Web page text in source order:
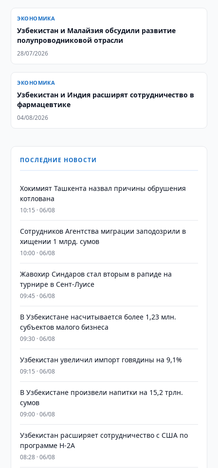
ЭКОНОМИКА
Узбекистан и Малайзия обсудили развитие
полупроводниковой отрасли
28/07/2026
ЭКОНОМИКА
Узбекистан и Индия расширят сотрудничество в
фармацевтике
04/08/2026
ПОСЛЕДНИЕ НОВОСТИ
Хокимият Ташкента назвал причины обрушения
котлована
10:15 · 06/08
Сотрудников Агентства миграции заподозрили в
хищении 1 млрд. сумов
10:00 · 06/08
Жавохир Синдаров стал вторым в рапиде на
турнире в Сент-Луисе
09:45 · 06/08
В Узбекистане насчитывается более 1,23 млн.
субъектов малого бизнеса
09:30 · 06/08
Узбекистан увеличил импорт говядины на 9,1%
09:15 · 06/08
В Узбекистане произвели напитки на 15,2 трлн.
сумов
09:00 · 06/08
Узбекистан расширяет сотрудничество с США по
программе H-2A
08:28 · 06/08